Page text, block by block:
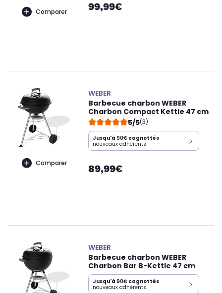
Comparer 99,99€
Comparer
WEBER
Barbecue charbon WEBER
Charbon Compact Kettle 47 cm
5/5(3)
Jusqu'à 90€ cagnottés
nouveaux adhérents
89,99€
WEBER
Barbecue charbon WEBER
Charbon Bar B-Kettle 47 cm
Jusqu'à 90€ cagnottés
nouveaux adhérents